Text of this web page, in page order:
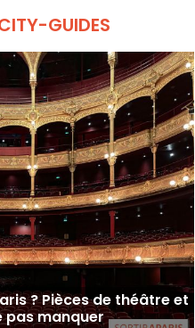
GUIDES
? Pièces de théâtre et
pas manquer